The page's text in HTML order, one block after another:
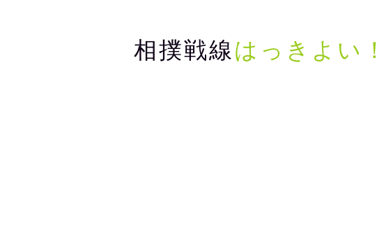
相撲戦線はっきよい！